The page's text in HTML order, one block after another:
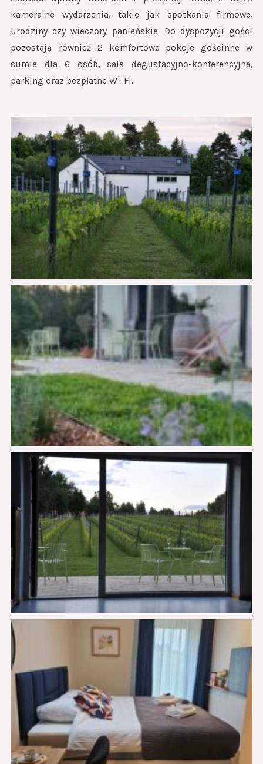
kameralne wydarzenia, takie jak spotkania firmowe,
urodziny czy wieczory panieńskie. Do dyspozycji gości
pozostają również 2 komfortowe pokoje gościnne w
sumie dla 6 osób, sala degustacyjno-konferencyjna,
parking oraz bezpłatne Wi-Fi.